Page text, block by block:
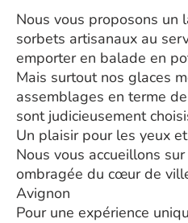
Nous vous proposons un
sorbets artisanaux au
emporter en balade en
Mais surtout nos glaces
assemblages en terme
sont judicieusement
Un plaisir pour les yeux
Nous vous accueillons
ombragée du cœur de
Avignon
Pour une expérience